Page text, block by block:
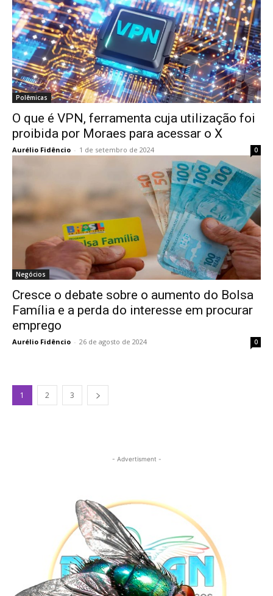
Polêmicas
O que é VPN, ferramenta cuja utilização foi
proibida por Moraes para acessar o X
Aurélio Fidêncio - 1 de setembro de 2024 0
Negócios
Cresce o debate sobre o aumento do Bolsa
Família e a perda do interesse em procurar
emprego
Aurélio Fidêncio - 26 de agosto de 2024 0
1 2 3
- Advertisment -